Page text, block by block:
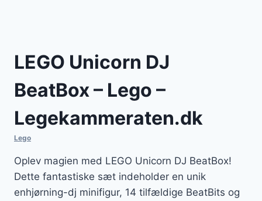
LEGO Unicorn DJ
BeatBox – Lego –
Legekammeraten.dk
Lego
Oplev magien med LEGO Unicorn DJ BeatBox!
Dette fantastiske sæt indeholder en unik
enhjørning-dj minifigur, 14 tilfældige BeatBits og